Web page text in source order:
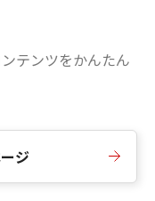
テンツをかんたん
ジ